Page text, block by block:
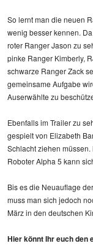
So lernt man die neuen
wenig besser kennen.
roter Ranger Jason zu
pinke Ranger Kimberly,
schwarze Ranger Zack
gemeinsame Aufgabe
Auserwählte zu
Ebenfalls im Trailer zu
gespielt von Elizabeth
Schlacht ziehen
Roboter Alpha 5 kann
Bis es die Neuauflage
muss man sich jedoch
März in den deutschen
Hier könnt Ihr euch den